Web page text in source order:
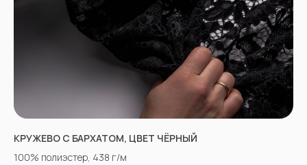
КРУЖЕВО С БАРХАТОМ, ЦВЕТ ЧЁРНЫЙ
100% полиэстер, 438 г/м